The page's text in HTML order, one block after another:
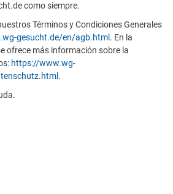
como siempre.
Términos y Condiciones Generales
gesucht.de/en/agb.html . En la
ofrece más información sobre la
https://www.wg-
.